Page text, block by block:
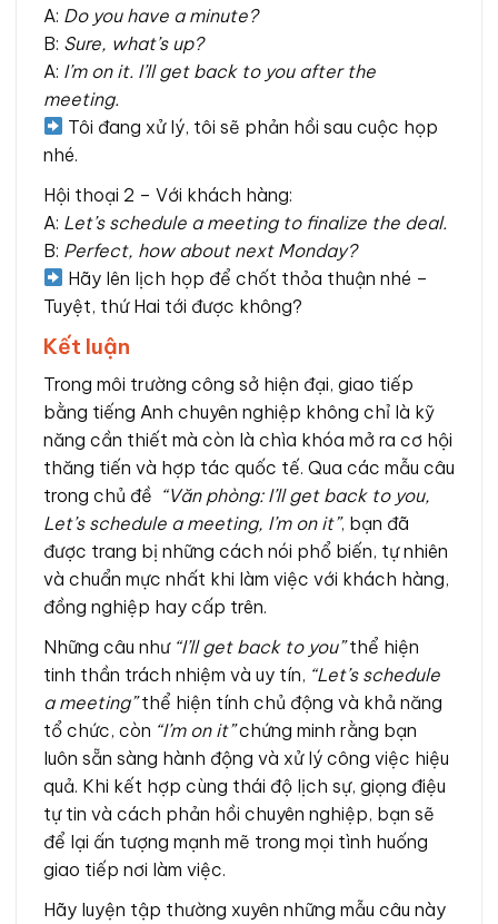
A: Do you have a minute?
B: Sure, what’s up?
A: I’m on it. I’ll get back to you after the
meeting.
Tôi đang xử lý, tôi sẽ phản hồi sau cuộc họp
nhé.
Hội thoại 2 – Với khách hàng:
A: Let’s schedule a meeting to finalize the deal.
B: Perfect, how about next Monday?
Hãy lên lịch họp để chốt thỏa thuận nhé –
Tuyệt, thứ Hai tới được không?
Kết luận
Trong môi trường công sở hiện đại, giao tiếp
bằng tiếng Anh chuyên nghiệp không chỉ là kỹ
năng cần thiết mà còn là chìa khóa mở ra cơ hội
thăng tiến và hợp tác quốc tế. Qua các mẫu câu
trong chủ đề “Văn phòng: I’ll get back to you,
Let’s schedule a meeting, I’m on it”, bạn đã
được trang bị những cách nói phổ biến, tự nhiên
và chuẩn mực nhất khi làm việc với khách hàng,
đồng nghiệp hay cấp trên.
Những câu như “I’ll get back to you”thể hiện
tinh thần trách nhiệm và uy tín, “Let’s schedule
a meeting”thể hiện tính chủ động và khả năng
tổ chức, còn “I’m on it”chứng minh rằng bạn
luôn sẵn sàng hành động và xử lý công việc hiệu
quả. Khi kết hợp cùng thái độ lịch sự, giọng điệu
tự tin và cách phản hồi chuyên nghiệp, bạn sẽ
để lại ấn tượng mạnh mẽ trong mọi tình huống
giao tiếp nơi làm việc.
Hãy luyện tập thường xuyên những mẫu câu này